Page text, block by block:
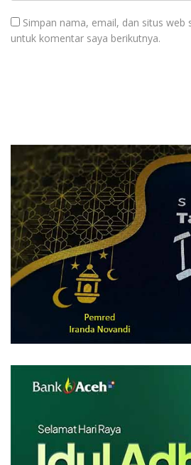
Simpan nama, email, dan situs web
untuk komentar saya berikutnya.